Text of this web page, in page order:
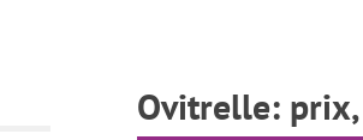
Ovitrelle: prix,